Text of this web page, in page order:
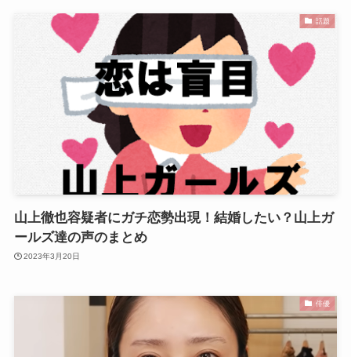
話題
山上徹也容疑者にガチ恋勢出現！結婚したい？山上ガ
ールズ達の声のまとめ
2023年3月20日
俳優